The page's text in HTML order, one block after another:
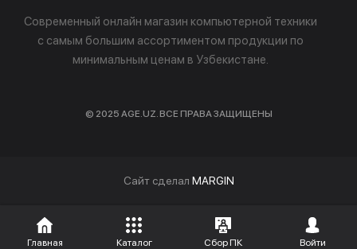
Современный онлайн магазин компьютерной техники
с самым большим ассортиментом продукции по
минимальным ценам в Узбекистане.
© 2025 AGE.UZ. ВСЕ ПРАВА ЗАЩИЩЕНЫ
Cайт сделал MARGIN
Главная Каталог Сбор ПК Войти